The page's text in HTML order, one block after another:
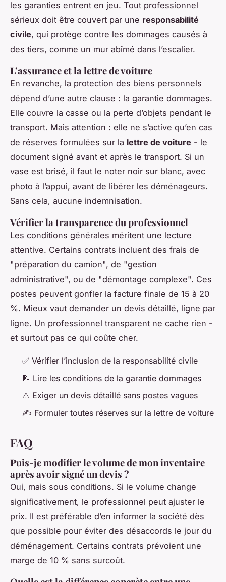
les garanties entrent en jeu. Tout professionnel
sérieux doit être couvert par une responsabilité
civile, qui protège contre les dommages causés à
des tiers, comme un mur abîmé dans l’escalier.
L’assurance et la lettre de voiture
En revanche, la protection des biens personnels
dépend d’une autre clause : la garantie dommages.
Elle couvre la casse ou la perte d’objets pendant le
transport. Mais attention : elle ne s’active qu’en cas
de réserves formulées sur la lettre de voiture - le
document signé avant et après le transport. Si un
vase est brisé, il faut le noter noir sur blanc, avec
photo à l’appui, avant de libérer les déménageurs.
Sans cela, aucune indemnisation.
Vérifier la transparence du professionnel
Les conditions générales méritent une lecture
attentive. Certains contrats incluent des frais de
"préparation du camion", de "gestion
administrative", ou de "démontage complexe". Ces
postes peuvent gonfler la facture finale de 15 à 20
%. Mieux vaut demander un devis détaillé, ligne par
ligne. Un professionnel transparent ne cache rien -
et surtout pas ce qui coûte cher.
✅ Vérifier l’inclusion de la responsabilité civile
📝 Lire les conditions de la garantie dommages
⚠️ Exiger un devis détaillé sans postes vagues
✍️ Formuler toutes réserves sur la lettre de voiture
FAQ
Puis-je modifier le volume de mon inventaire
après avoir signé un devis ?
Oui, mais sous conditions. Si le volume change
significativement, le professionnel peut ajuster le
prix. Il est préférable d’en informer la société dès
que possible pour éviter des désaccords le jour du
déménagement. Certains contrats prévoient une
marge de 10 % sans surcoût.